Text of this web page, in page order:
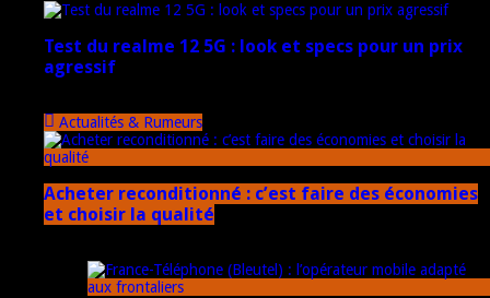
Test du realme 12 5G : look et specs pour un prix
agressif
Actualités & Rumeurs
Acheter reconditionné : c’est faire des économies
et choisir la qualité